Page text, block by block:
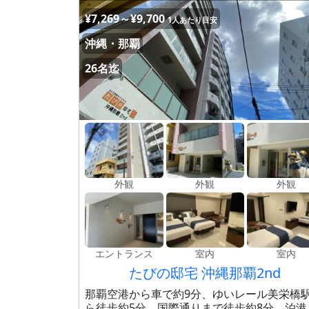
¥7,269～¥9,700 1人あたり目安
沖縄・那覇
26名迄
外観 外観 外観
エントランス 室内 室内
たびの邸宅 沖縄那覇2nd
那覇空港から車で約9分、ゆいレール美栄橋